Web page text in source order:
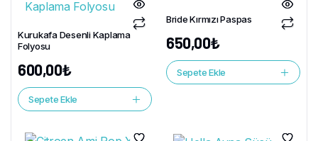
Kurukafa Desenli Kaplama
Folyosu
600,00₺
Sepete Ekle
Bride Kırmızı Paspas
650,00₺
Sepete Ekle